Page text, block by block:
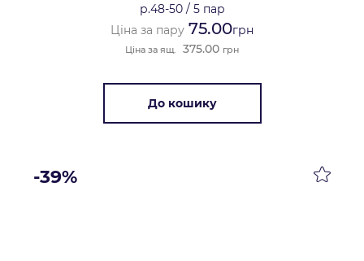
р.48-50/ 5 пар
Ціна за пару 75.00грн
Ціна за ящ. 375.00 грн
До кошику
-39%